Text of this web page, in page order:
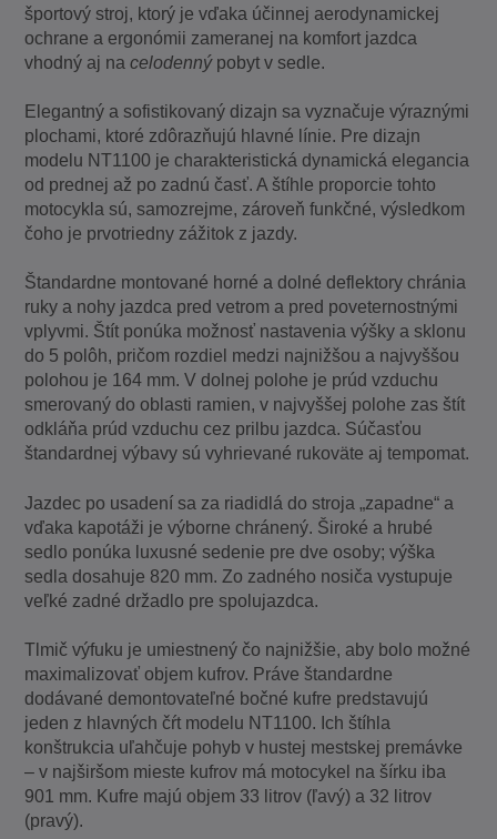
športový stroj, ktorý je vďaka účinnej aerodynamickej
ochrane a ergonómii zameranej na komfort jazdca
vhodný aj nacelodennýpobyt v sedle.
Elegantný a sofistikovaný dizajn sa vyznačuje výraznými
plochami, ktoré zdôrazňujú hlavné línie. Pre dizajn
modelu NT1100 je charakteristická dynamická elegancia
od prednej až po zadnú časť. A štíhle proporcie tohto
motocykla sú, samozrejme, zároveň funkčné, výsledkom
čoho je prvotriedny zážitok z jazdy.
Štandardne montované horné a dolné deflektory chránia
ruky a nohy jazdca pred vetrom a pred poveternostnými
vplyvmi. Štít ponúka možnosť nastavenia výšky a sklonu
do 5 polôh, pričom rozdiel medzi najnižšou a najvyššou
polohou je 164 mm. V dolnej polohe je prúd vzduchu
smerovaný do oblasti ramien, v najvyššej polohe zas štít
odkláňa prúd vzduchu cez prilbu jazdca. Súčasťou
štandardnej výbavy sú vyhrievané rukoväte aj tempomat.
Jazdec po usadení sa za riadidlá do stroja „zapadne“ a
vďaka kapotáži je výborne chránený. Široké a hrubé
sedlo ponúka luxusné sedenie pre dve osoby; výška
sedla dosahuje 820 mm. Zo zadného nosiča vystupuje
veľké zadné držadlo pre spolujazdca.
Tlmič výfuku je umiestnený čo najnižšie, aby bolo možné
maximalizovať objem kufrov. Práve štandardne
dodávané demontovateľné bočné kufre predstavujú
jeden z hlavných čŕt modelu NT1100. Ich štíhla
konštrukcia uľahčuje pohyb v hustej mestskej premávke
– v najširšom mieste kufrov má motocykel na šírku iba
901 mm. Kufre majú objem 33 litrov (ľavý) a 32 litrov
(pravý).